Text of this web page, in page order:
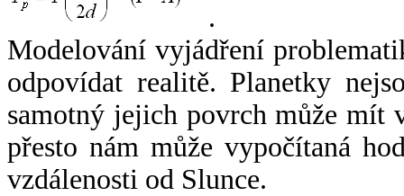
.
Modelování vyjádření
odpovídat realitě. Planetky
samotný jejich povrch může mít
přesto nám může vypočítaná
vzdálenosti od Slunce.